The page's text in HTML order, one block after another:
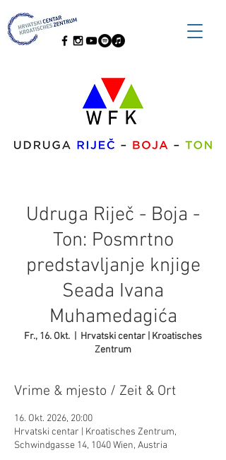
Udruga Riječ - Boja -
Ton: Posmrtno
predstavljanje knjige
Seada Ivana
Muhamedagića
Fr., 16. Okt.
Hrvatski centar | Kroatisches
Zentrum
Vrime & mjesto / Zeit & Ort
16. Okt. 2026, 20:00
Hrvatski centar | Kroatisches Zentrum,
Schwindgasse 14, 1040 Wien, Austria